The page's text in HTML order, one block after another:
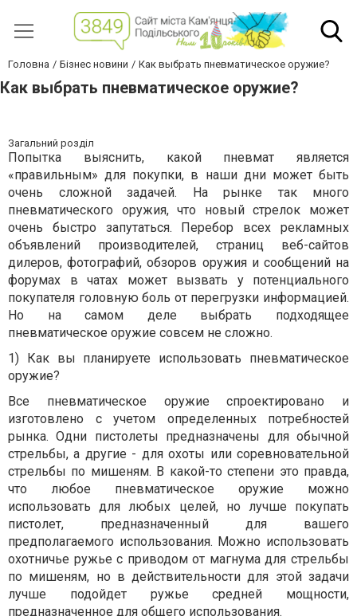
Головна Бізнес новини Как выбрать пневматическое оружие?
Как выбрать пневматическое оружие?
Загальний розділ
Попытка выяснить, какой пневмат является
«правильным» для покупки, в наши дни может быть
очень сложной задачей. На рынке так много
пневматического оружия, что новый стрелок может
очень быстро запутаться. Перебор всех рекламных
объявлений производителей, страниц веб-сайтов
дилеров, фотографий, обзоров оружия и сообщений на
форумах в чатах может вызвать у потенциального
покупателя головную боль от перегрузки информацией.
Но на самом деле выбрать подходящее
пневматическое оружие совсем не сложно.
1) Как вы планируете использовать пневматическое
оружие?
Все пневматическое оружие спроектировано и
изготовлено с учетом определенных потребностей
рынка. Одни пистолеты предназначены для обычной
стрельбы, а другие - для охоты или соревновательной
стрельбы по мишеням. В какой-то степени это правда,
что любое пневматическое оружие можно
использовать для любых целей, но лучше покупать
пистолет, предназначенный для вашего
предполагаемого использования. Можно использовать
охотничье ружье с приводом от магнума для стрельбы
по мишеням, но в действительности для этой задачи
лучше подойдет ружье средней мощности,
предназначенное для общего использования.